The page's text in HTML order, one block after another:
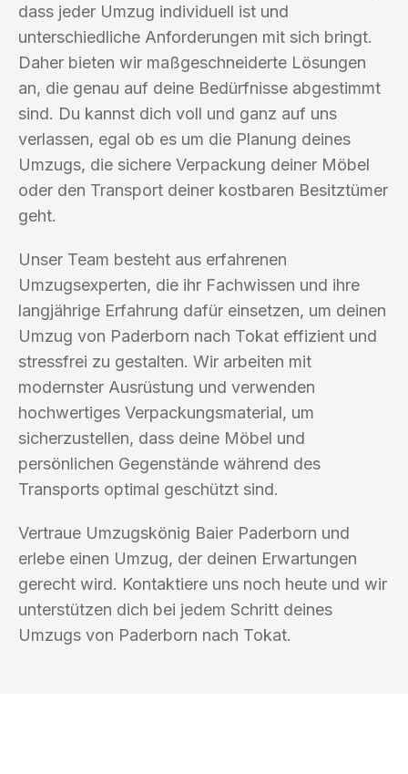
dass jeder Umzug individuell ist und
unterschiedliche Anforderungen mit sich bringt.
Daher bieten wir maßgeschneiderte Lösungen
an, die genau auf deine Bedürfnisse abgestimmt
sind. Du kannst dich voll und ganz auf uns
verlassen, egal ob es um die Planung deines
Umzugs, die sichere Verpackung deiner Möbel
oder den Transport deiner kostbaren Besitztümer
geht.
Unser Team besteht aus erfahrenen
Umzugsexperten, die ihr Fachwissen und ihre
langjährige Erfahrung dafür einsetzen, um deinen
Umzug von Paderborn nach Tokat effizient und
stressfrei zu gestalten. Wir arbeiten mit
modernster Ausrüstung und verwenden
hochwertiges Verpackungsmaterial, um
sicherzustellen, dass deine Möbel und
persönlichen Gegenstände während des
Transports optimal geschützt sind.
Vertraue Umzugskönig Baier Paderborn und
erlebe einen Umzug, der deinen Erwartungen
gerecht wird. Kontaktiere uns noch heute und wir
unterstützen dich bei jedem Schritt deines
Umzugs von Paderborn nach Tokat.